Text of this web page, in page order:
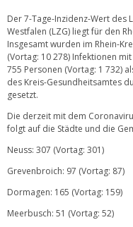
Der 7-Tage-Inzidenz-Wert des
Westfalen (LZG) liegt für den
Insgesamt wurden im Rhein-
(Vortag: 10 278) Infektionen
755 Personen (Vortag: 1 732)
des Kreis-Gesundheitsamtes
gesetzt.
Die derzeit mit dem
folgt auf die Städte und die
Neuss: 307 (Vortag: 301)
Grevenbroich: 97 (Vortag: 87)
Dormagen: 165 (Vortag: 159)
Meerbusch: 51 (Vortag: 52)